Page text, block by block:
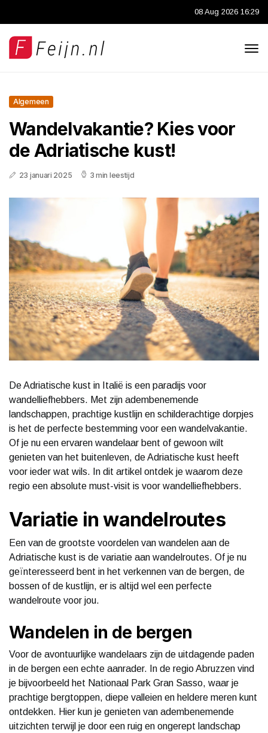
08 Aug 2026 16:29
Algemeen
Wandelvakantie? Kies voor
de Adriatische kust!
23 januari 2025 3 min leestijd
De Adriatische kust in Italië is een paradijs voor
wandelliefhebbers. Met zijn adembenemende
landschappen, prachtige kustlijn en schilderachtige dorpjes
is het de perfecte bestemming voor een wandelvakantie.
Of je nu een ervaren wandelaar bent of gewoon wilt
genieten van het buitenleven, de Adriatische kust heeft
voor ieder wat wils. In dit artikel ontdek je waarom deze
regio een absolute must-visit is voor wandelliefhebbers.
Variatie in wandelroutes
Een van de grootste voordelen van wandelen aan de
Adriatische kust is de variatie aan wandelroutes. Of je nu
geïnteresseerd bent in het verkennen van de bergen, de
bossen of de kustlijn, er is altijd wel een perfecte
wandelroute voor jou.
Wandelen in de bergen
Voor de avontuurlijke wandelaars zijn de uitdagende paden
in de bergen een echte aanrader. In de regio Abruzzen vind
je bijvoorbeeld het Nationaal Park Gran Sasso, waar je
prachtige bergtoppen, diepe valleien en heldere meren kunt
ontdekken. Hier kun je genieten van adembenemende
uitzichten terwijl je door een ruig en ongerept landschap